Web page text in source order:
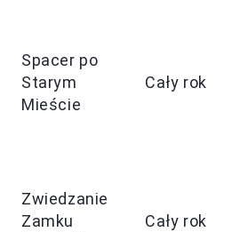
Spacer po
Starym
Mieście
Cały rok
Zwiedzanie
Zamku
Cały rok